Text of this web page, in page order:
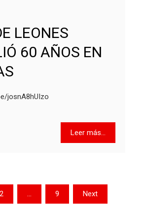
LEONES
60 AÑOS EN
josnA8hUIzo
Leer más...
2 … 9 Next